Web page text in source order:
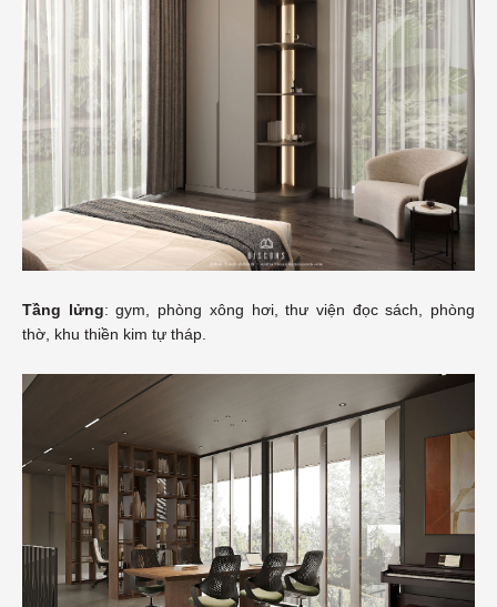
Tầng lửng: gym, phòng xông hơi, thư viện đọc sách, phòng
thờ, khu thiền kim tự tháp.